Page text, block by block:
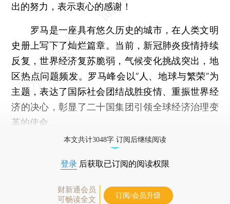
出的努力，表示衷心的感谢！
罗马是一座具有悠久历史的城市，在人类文明
史册上写下了灿烂篇章。当前，新冠肺炎疫情持续
反复，世界经济复苏脆弱，气候变化挑战突出，地
区热点问题频发。罗马峰会以“人、地球与繁荣”为
主题，表达了国际社会团结战胜疫情、重振世界经
济的决心，彰显了二十国集团引领全球经济治理变
革的使命。
本文共计3048字 订阅后继续阅读
登录 后获取已订阅的阅读权限
财新通会员
可畅读全文
订阅/会员升级